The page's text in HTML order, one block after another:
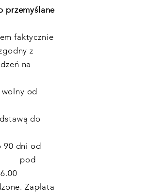
przemyślane
faktycznie
z
na
od
do
90 dni od
pod
Zapłata